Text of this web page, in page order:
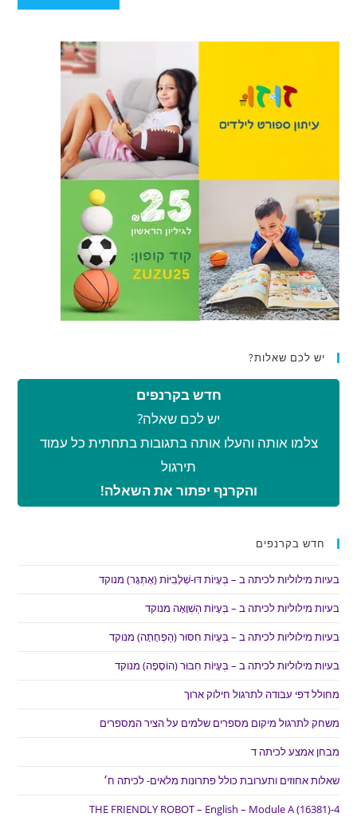
יש לכם שאלות?
חדש בקרנפים
יש לכם שאלה?
צלמו אותה והעלו אותה בתגובות בתחתית כל עמוד
תירגול
והקרנף יפתור את השאלה!
חדש בקרנפים
בעיות מילוליות לכיתה ב – בְּעָיוֹת דּוּ-שְׁלָבִיּוֹת (אֶתְגָּר) מנוקד
בעיות מילוליות לכיתה ב – בְּעָיוֹת הַשְׁוָאָה מנוקד
בעיות מילוליות לכיתה ב – בְּעָיוֹת חִסּוּר (הַפְחָתָה) מנוקד
בעיות מילוליות לכיתה ב – בְּעָיוֹת חִבּוּר (הוֹסָפָה) מנוקד
מחולל דפי עבודה לתרגול חילוק ארוך
משחק לתרגול מיקום מספרים שלמים על הציר המספרים
מבחן אמצע לכיתה ד
שאלות אחוזים ותערובת כולל פתרונות מלאים- לכיתה ח׳
THE FRIENDLY ROBOT – English – Module A (16381)-4